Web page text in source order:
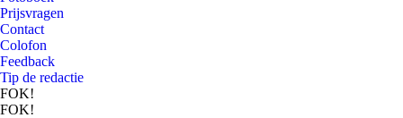
Prijsvragen
Contact
Colofon
Feedback
Tip de redactie
FOK!
FOK!